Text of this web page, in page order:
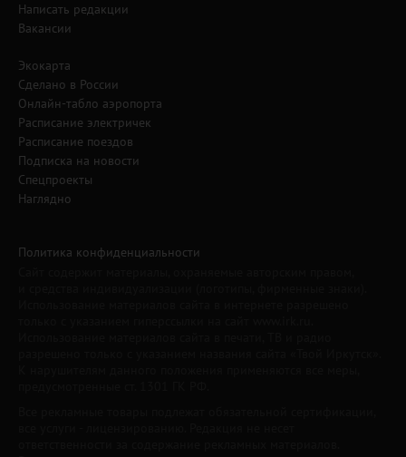
Написать редакции
Вакансии
Экокарта
Сделано в России
Онлайн-табло аэропорта
Расписание электричек
Расписание поездов
Подписка на новости
Спецпроекты
Наглядно
Политика конфиденциальности